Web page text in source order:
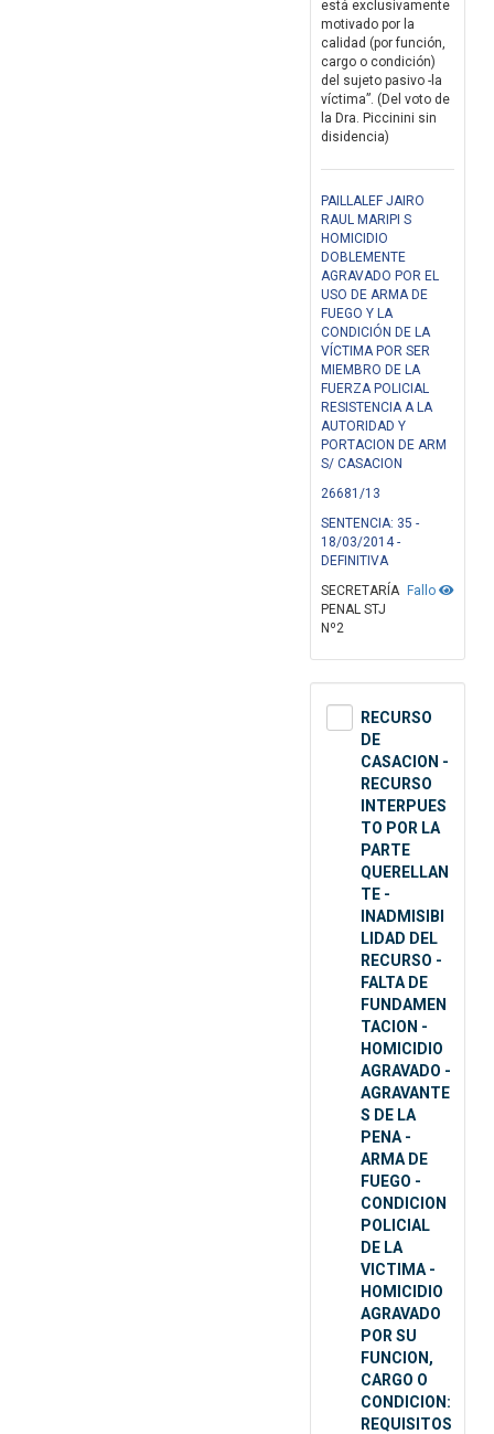
está exclusivamente
motivado por la
calidad (por función,
cargo o condición)
del sujeto pasivo -la
víctima”. (Del voto de
la Dra. Piccinini sin
disidencia)
PAILLALEF JAIRO
RAUL MARIPI S
HOMICIDIO
DOBLEMENTE
AGRAVADO POR EL
USO DE ARMA DE
FUEGO Y LA
CONDICIÓN DE LA
VÍCTIMA POR SER
MIEMBRO DE LA
FUERZA POLICIAL
RESISTENCIA A LA
AUTORIDAD Y
PORTACION DE ARM
S/ CASACION
26681/13
SENTENCIA: 35 -
18/03/2014 -
DEFINITIVA
Fallo
SECRETARÍA
PENAL STJ
Nº2
RECURSO
DE
CASACION -
RECURSO
INTERPUES
TO POR LA
PARTE
QUERELLAN
TE -
INADMISIBI
LIDAD DEL
RECURSO -
FALTA DE
FUNDAMEN
TACION -
HOMICIDIO
AGRAVADO -
AGRAVANTE
S DE LA
PENA -
ARMA DE
FUEGO -
CONDICION
POLICIAL
DE LA
VICTIMA -
HOMICIDIO
AGRAVADO
POR SU
FUNCION,
CARGO O
CONDICION:
REQUISITOS